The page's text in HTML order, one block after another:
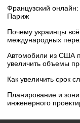
Французский онлайн:
Париж
Почему украинцы
международных
Автомобили из США
увеличить объемы
Как увеличить срок
Планирование и
инженерного